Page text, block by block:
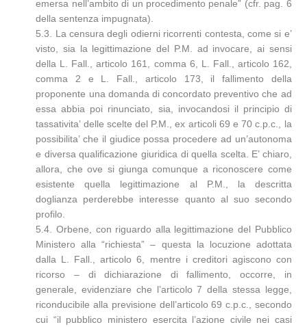
emersa nell’ambito di un procedimento penale” (cfr. pag. 6
della sentenza impugnata).
5.3. La censura degli odierni ricorrenti contesta, come si e’
visto, sia la legittimazione del P.M. ad invocare, ai sensi
della L. Fall., articolo 161, comma 6, L. Fall., articolo 162,
comma 2 e L. Fall., articolo 173, il fallimento della
proponente una domanda di concordato preventivo che ad
essa abbia poi rinunciato, sia, invocandosi il principio di
tassativita’ delle scelte del P.M., ex articoli 69 e 70 c.p.c., la
possibilita’ che il giudice possa procedere ad un’autonoma
e diversa qualificazione giuridica di quella scelta. E’ chiaro,
allora, che ove si giunga comunque a riconoscere come
esistente quella legittimazione al P.M., la descritta
doglianza perderebbe interesse quanto al suo secondo
profilo.
5.4. Orbene, con riguardo alla legittimazione del Pubblico
Ministero alla “richiesta” – questa la locuzione adottata
dalla L. Fall., articolo 6, mentre i creditori agiscono con
ricorso – di dichiarazione di fallimento, occorre, in
generale, evidenziare che l’articolo 7 della stessa legge,
riconducibile alla previsione dell’articolo 69 c.p.c., secondo
cui “il pubblico ministero esercita l’azione civile nei casi